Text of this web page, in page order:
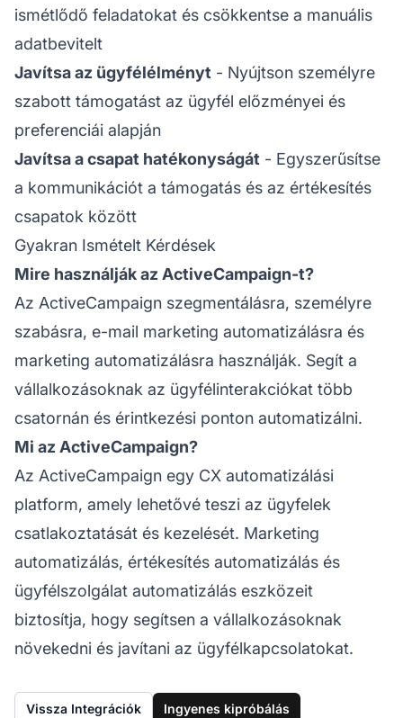
ismétlődő feladatokat és csökkentse a manuális
adatbevitelt
Javítsa az ügyfélélményt - Nyújtson személyre
szabott támogatást az ügyfél előzményei és
preferenciái alapján
Javítsa a csapat hatékonyságát - Egyszerűsítse
a kommunikációt a támogatás és az értékesítés
csapatok között
Gyakran Ismételt Kérdések
Mire használják az ActiveCampaign-t?
Az ActiveCampaign szegmentálásra, személyre
szabásra, e-mail marketing automatizálásra és
marketing automatizálásra használják. Segít a
vállalkozásoknak az ügyfélinterakciókat több
csatornán és érintkezési ponton automatizálni.
Mi az ActiveCampaign?
Az ActiveCampaign egy CX automatizálási
platform, amely lehetővé teszi az ügyfelek
csatlakoztatását és kezelését. Marketing
automatizálás, értékesítés automatizálás és
ügyfélszolgálat automatizálás eszközeit
biztosítja, hogy segítsen a vállalkozásoknak
növekedni és javítani az ügyfélkapcsolatokat.
Vissza Integrációk Ingyenes kipróbálás